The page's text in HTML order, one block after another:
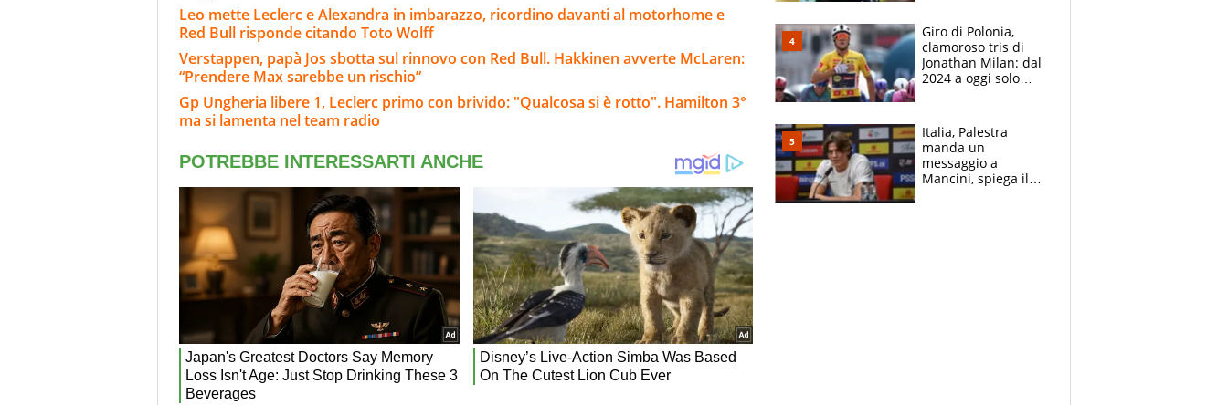
Leo mette Leclerc e Alexandra in imbarazzo, ricordino davanti al motorhome e
Red Bull risponde citando Toto Wolff
Verstappen, papà Jos sbotta sul rinnovo con Red Bull. Hakkinen avverte McLaren:
“Prendere Max sarebbe un rischio”
Gp Ungheria libere 1, Leclerc primo con brivido: "Qualcosa si è rotto". Hamilton 3°
ma si lamenta nel team radio
a Burgos
Giro di Polonia,
clamoroso tris di
Jonathan Milan: dal
2024 a oggi solo
e Skerl
Italia, Palestra
manda un
messaggio a
Mancini, spiega il